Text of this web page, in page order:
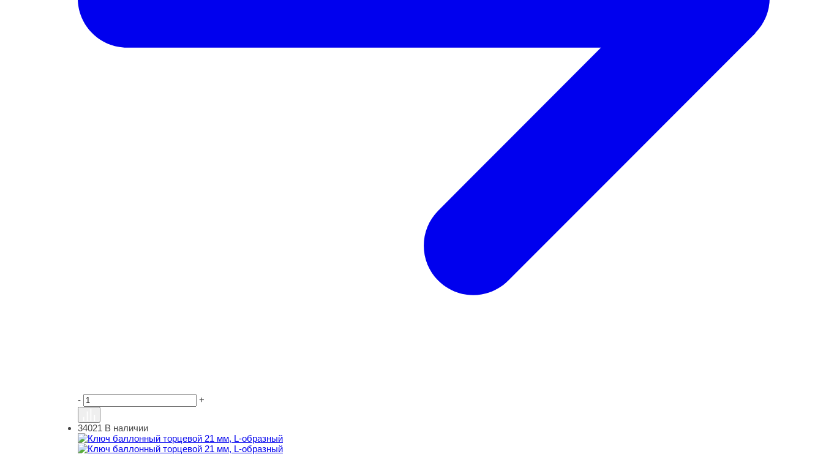
- +
Ключ баллонный торцевой 21 мм, L-образный
34021 В наличии